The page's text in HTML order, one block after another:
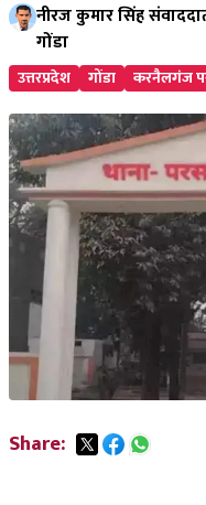
नीरज कुमार सिंह
गोंडा
उत्तरप्रदेश गोंडा करनैलगंज
Share: